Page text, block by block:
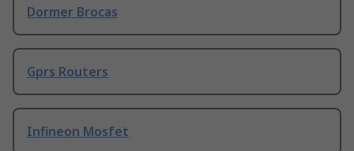
Dormer Brocas
Gprs Routers
Infineon Mosfet